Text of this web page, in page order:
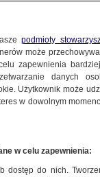
podmioty
może
zapewnienia
danych
Użytkownik może
w dowolnym
w celu zapewnienia:
dostęp do nich.